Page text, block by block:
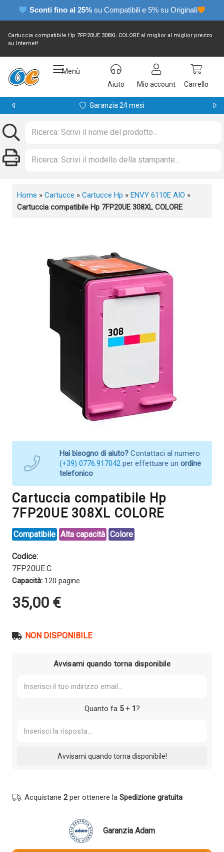
Sconti fino al 25% su Compatibili e 5% su Originali
Cartuccia compatibile Hp 7FP20UE 308XL COLORE al miglior al miglior prezzo
su Internet!
Menù
Aiuto
Mio account Carrello
Garanzia 24 mesi
Home » Cartucce » Cartucce Hp » ENVY 6110E AIO »
Cartuccia compatibile Hp 7FP20UE 308XL COLORE
Hai bisogno di aiuto? Contattaci al numero
(+39) 0776.917042 per effettuare un ordine
telefonico
Cartuccia compatibile Hp
7FP20UE 308XL COLORE
Compatibile Alta capacità Colore
Codice:
7FP20UE.C
Capacità: 120 pagine
35,00 €
NON DISPONIBILE
Avvisami quando torna disponibile
Quanto fa 5+ 1?
Acquistane 2per ottenere la Spedizione gratuita
Garanzia Adam